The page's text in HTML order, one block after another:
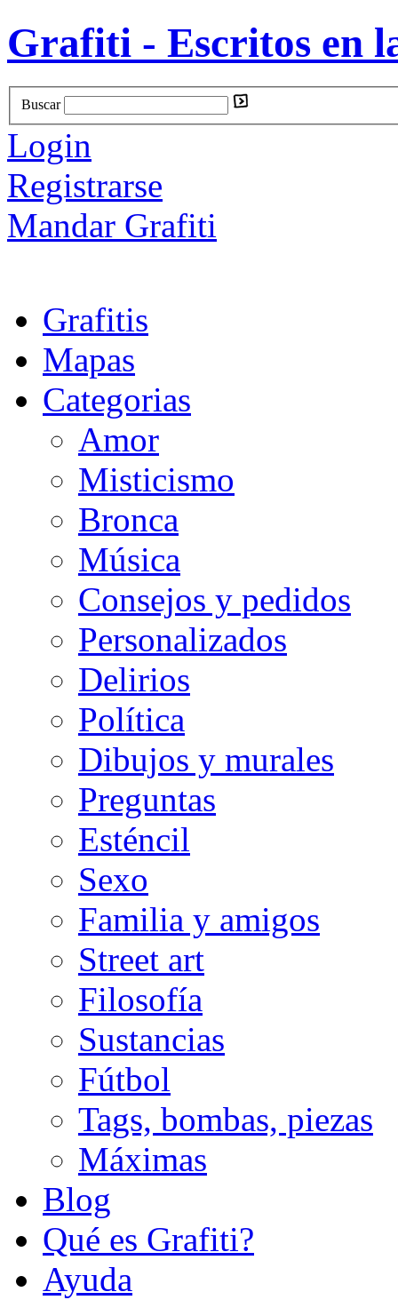
Grafiti - Escritos en
Buscar
Login
Registrarse
Mandar Grafiti
Grafitis
Mapas
Categorias
Amor
Misticismo
Bronca
Música
Consejos y pedidos
Personalizados
Delirios
Política
Dibujos y murales
Preguntas
Esténcil
Sexo
Familia y amigos
Street art
Filosofía
Sustancias
Fútbol
Tags, bombas, piezas
Máximas
Blog
Qué es Grafiti?
Ayuda